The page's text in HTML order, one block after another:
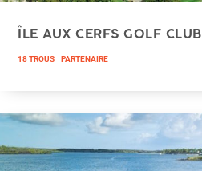
ÎLE AUX CERFS GOLF CLUB
18 TROUS PARTENAIRE